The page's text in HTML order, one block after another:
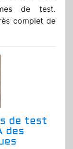
de test.
complet de
de test
des